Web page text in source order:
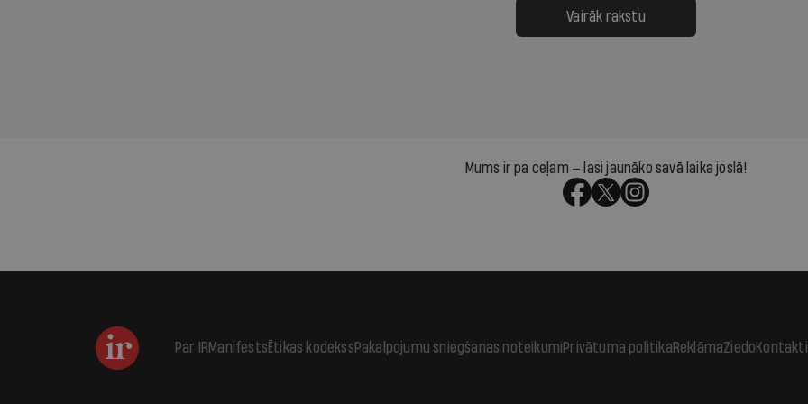
kas jāpārskaita jau trīs dienas
pirms nākamās sapulces
atbalsts un drosme
meteovērojumus arī tad,
Vairāk rakstu
Mums ir pa ceļam — lasi jaunāko savā laika joslā!
Par IRManifestsĒtikas kodekssPakalpojumu sniegšanas noteikumiPrivātuma politikaReklāmaZiedoKontakti